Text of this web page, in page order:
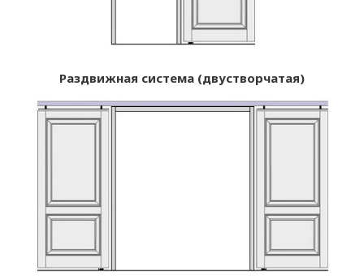
Раздвижная система (двустворчатая)